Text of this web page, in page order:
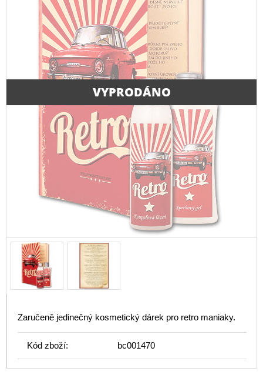
VYPRODÁNO
Zaručeně jedinečný kosmetický dárek pro retro maniaky.
Kód zboží: bc001470